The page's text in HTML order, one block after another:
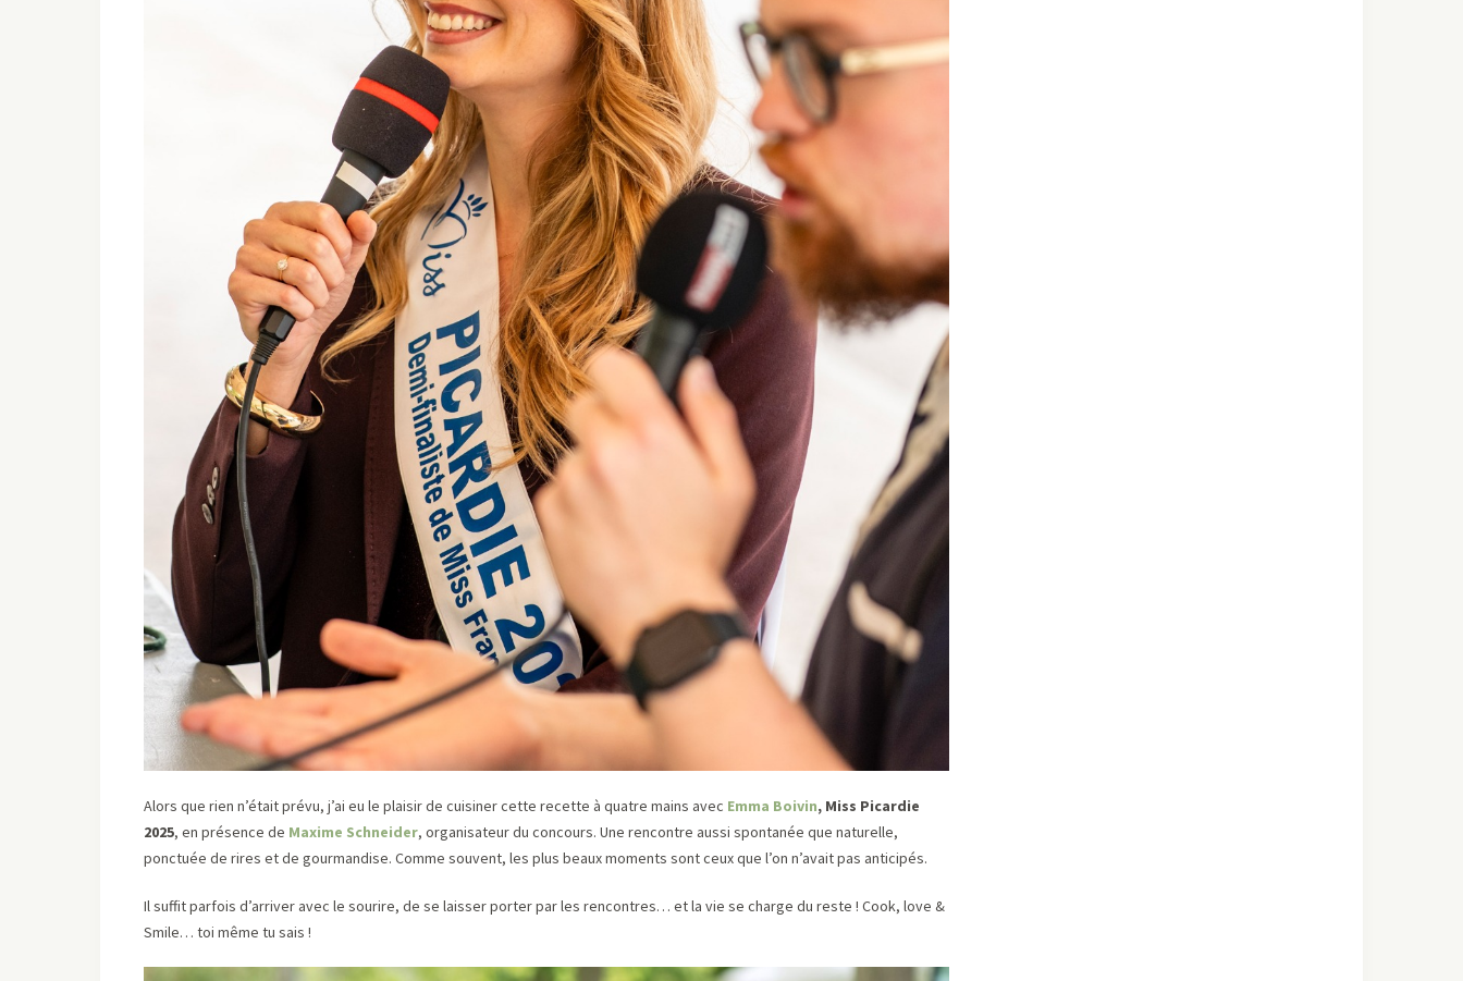
Alors que rien n’était prévu, j’ai eu le plaisir de cuisiner cette recette à quatre mains avec Emma Boivin, Miss Picardie
2025, en présence de Maxime Schneider, organisateur du concours. Une rencontre aussi spontanée que naturelle,
ponctuée de rires et de gourmandise. Comme souvent, les plus beaux moments sont ceux que l’on n’avait pas anticipés.
Il suffit parfois d’arriver avec le sourire, de se laisser porter par les rencontres… et la vie se charge du reste ! Cook, love &
Smile… toi même tu sais !